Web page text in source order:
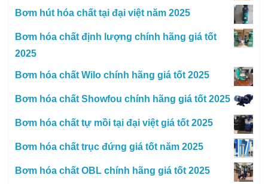
Bơm hút hóa chất tại đại việt năm 2025
Bơm hóa chất định lượng chính hãng giá tốt
2025
Bơm hóa chất Wilo chính hãng giá tốt 2025
Bơm hóa chất Showfou chính hãng giá tốt 2025
Bơm hóa chất tự mồi tại đại việt giá tốt 2025
Bơm hóa chất trục đứng giá tốt năm 2025
Bơm hóa chất OBL chính hãng giá tốt 2025